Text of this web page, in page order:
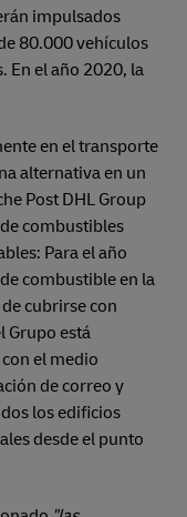
impulsados
80.000 vehículos
En el año 2020, la
en el transporte
alternativa en un
Post DHL Group
combustibles
Para el año
combustible en la
cubrirse con
Grupo está
el medio
de correo y
los edificios
desde el punto